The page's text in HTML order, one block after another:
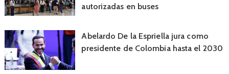
autorizadas en buses
Abelardo De la Espriella jura como
presidente de Colombia hasta el 2030